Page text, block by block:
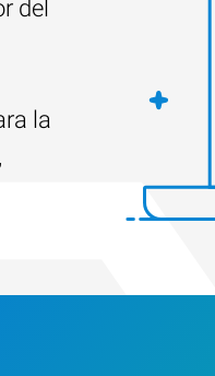
del
la